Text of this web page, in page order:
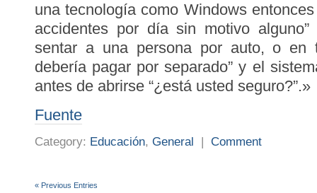
una tecnología como Windows
accidentes por día sin motivo
sentar a una persona por auto, o en
debería pagar por separado” y el
antes de abrirse “¿está usted seguro?”.»
Fuente
Category: Educación, General | Comment
« Previous Entries